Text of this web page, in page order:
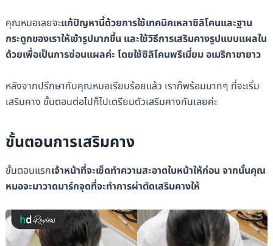
คุณหมอเลยจะแก้ปัญหานี้ด้วยการใช้เทคนิคเหลาซิลิโคนและฐาน
กระดูกของเราให้เข้ารูปมากขึ้น และใช้วิธีการเสริมคางรูปแบบแผลใน
ด้วยเพื่อเป็นการซ่อนแผลค่ะ โดยใช้ซิลิโคนพรีเมี่ยม อเมริกาขายาว
หลังจากปรึกษากับคุณหมอเรียบร้อยแล้ว เราก็พร้อมมากๆ ที่จะเริ่ม
เสริมคาง ขั้นตอนต่อไปก็ไปเตรียมตัวเสริมคางกันเลยค่ะ
ขั้นตอนการเสริมคาง
ขั้นตอนแรกเจ้าหน้าที่จะเช็ดทำความสะอาดใบหน้าให้ก่อน จากนั้นคุณ
หมอจะมาวาดมาร์กจุดที่จะทำการผ่าตัดเสริมคางให้